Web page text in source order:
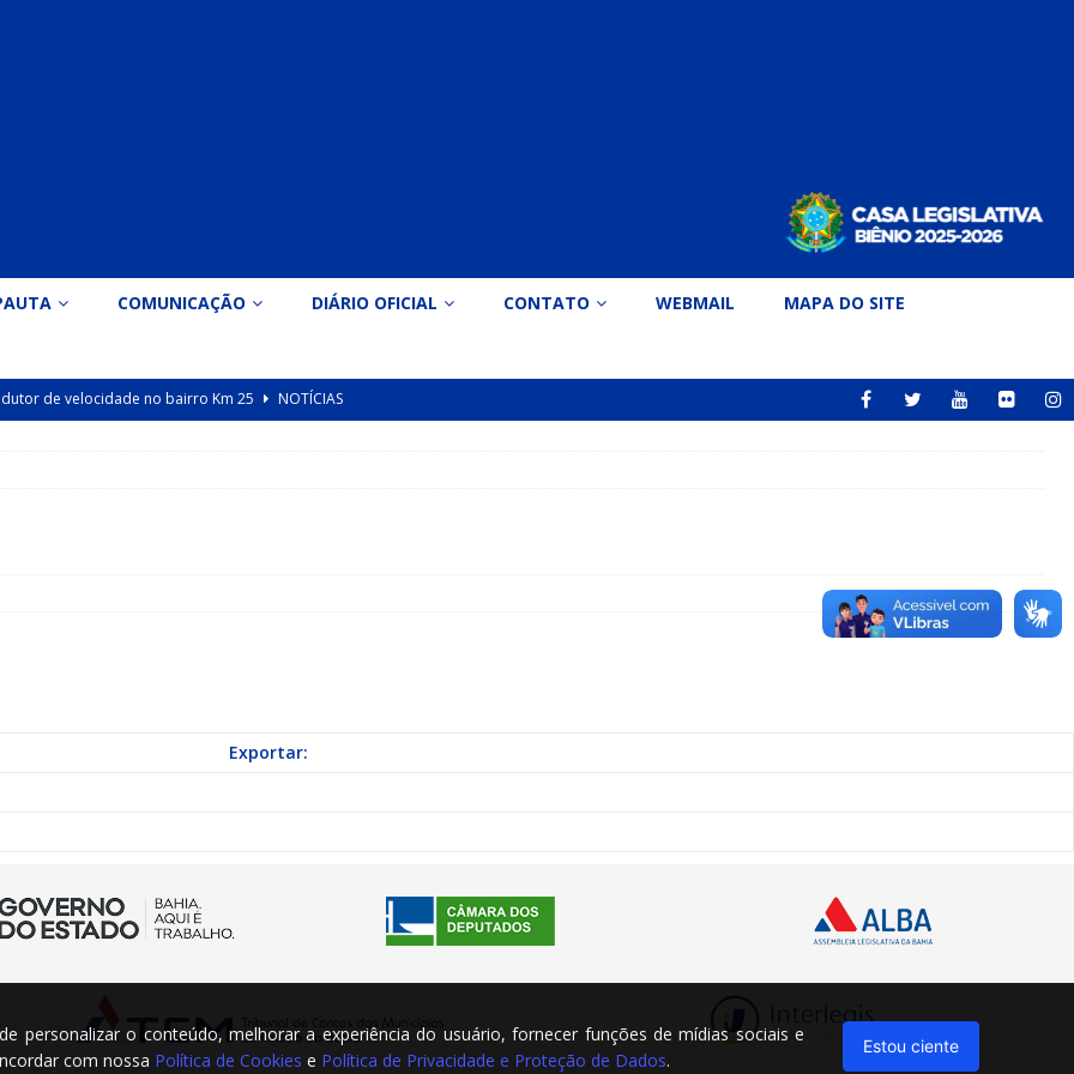
COMUNICAÇÃO DIÁRIO OFICIAL CONTATO WEBMAIL MAPA DO SITE
de velocidade no bairro Km 25
NOTÍCIAS
nº 089/2026 para implantação de ginásio de esportes em
nº 088/2026 para pavimentação asfáltica em Mapele
Exportar:
personalizar o conteúdo, melhorar a experiência do usuário, fornecer funções de mídias sociais e
com nossa Política de Cookies e Política de Privacidade e Proteção de Dados.
Estou ciente